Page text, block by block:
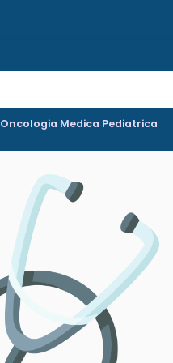
Oncologia Medica Pediatrica